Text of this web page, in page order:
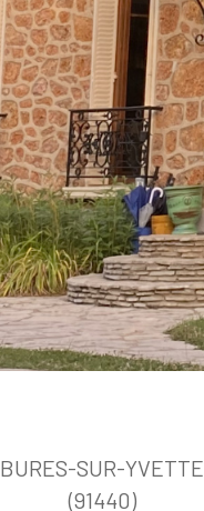
BURES-SUR-YVETTE
(91440)